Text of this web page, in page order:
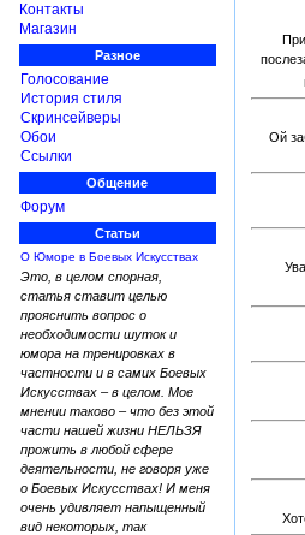
Контакты
Магазин
Разное
Голосование
История стиля
Скринсейверы
Обои
Ссылки
Общение
Форум
Статьи
О Юморе в Боевых Искусствах
Это, в целом спорная,
статья ставит целью
прояснить вопрос о
необходимости шуток и
юмора на тренировках в
частности и в самих Боевых
Искусствах – в целом. Мое
мнении таково – что без этой
части нашей жизни НЕЛЬЗЯ
прожить в любой сфере
деятельности, не говоря уже
о Боевых Искусствах! И меня
очень удивляет напыщенный
вид некоторых, так
Ой